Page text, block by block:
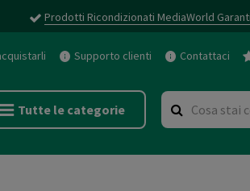
Prodotti Ricondizionati MediaWorld
Supporto clienti Contattaci
Tutte le categorie